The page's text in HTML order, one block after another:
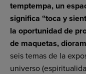
temptempa, un
significa “toca y
la oportunidad de
de maquetas,
seis temas de la
universo